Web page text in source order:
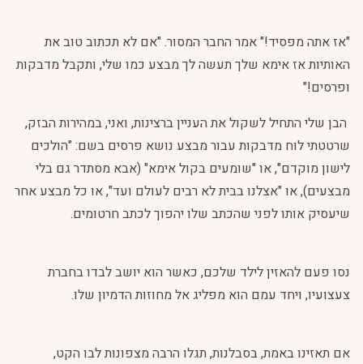
"אז אתה מפסיד!" אמר החבר המסור. "אם לא תכתוב טוב את
האותיות אז אימא שלך תעשה לך מבצע כמו שלי, ותקבל מדבקות
ופרסים!"
הבן שלי התחיל לשקול את העניין ברצינות, ואני, במהירות הבזק,
שרטטתי לוח מדבקות עבור מבצע נושא פרסים בשם: "הולכים
לישון מוקדם", או "שומעים בקול אימא" (אבא מסתדר גם בלי
מבצעים), או "אצלנו בבית לא רבים לעולם ועד", או כל מבצע אחר
שיעסיק אותו לפני שהכתב שלו יהפוך לכתב חרטומים.
נסו פעם להאזין לילד שלכם, כאשר הוא יושב לבדו בחברת
צעצועיו, ויחד עמם הוא מפליג אל מחוזות הדמיון שלו.
אם תאזינו באמת, בסבלנות, תגלו הרבה מצפונות לבו הקט,